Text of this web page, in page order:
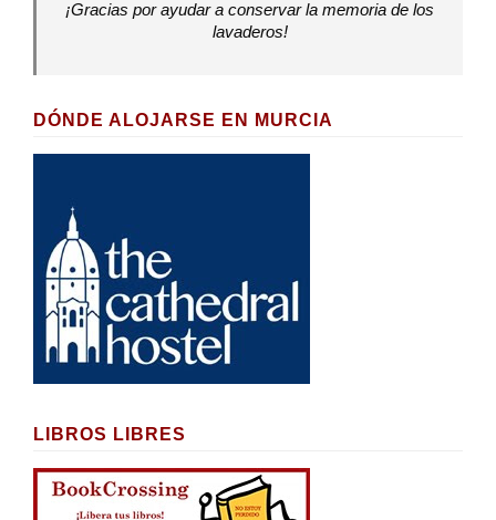
¡Gracias por ayudar a conservar la memoria de los
lavaderos!
DÓNDE ALOJARSE EN MURCIA
LIBROS LIBRES